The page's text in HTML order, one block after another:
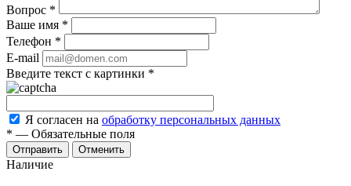
Вопрос *
Ваше имя *
Телефон *
E-mail
Введите текст с картинки *
Я согласен на обработку персональных данных
* — Обязательные поля
Отменить
Наличие